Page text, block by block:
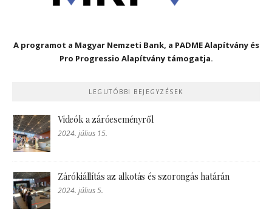
A programot a Magyar Nemzeti Bank, a PADME Alapítvány és
Pro Progressio Alapítvány támogatja.
LEGUTÓBBI BEJEGYZÉSEK
Videók a záróeseményről
2024. július 15.
Zárókiállítás az alkotás és szorongás határán
2024. július 5.